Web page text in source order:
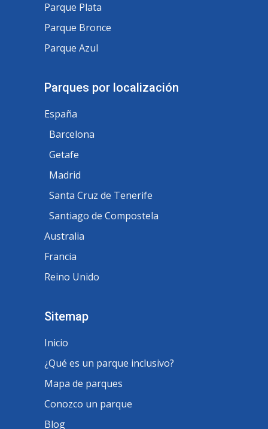
Parque Plata
Parque Bronce
Parque Azul
Parques por localización
España
Barcelona
Getafe
Madrid
Santa Cruz de Tenerife
Santiago de Compostela
Australia
Francia
Reino Unido
Sitemap
Inicio
¿Qué es un parque inclusivo?
Mapa de parques
Conozco un parque
Blog